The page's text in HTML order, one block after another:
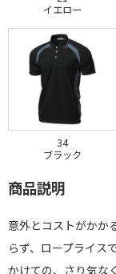
イエロー
34
ブラック
商品説明
意外とコストがかか
らず、ロープライス
かけての、さり気な